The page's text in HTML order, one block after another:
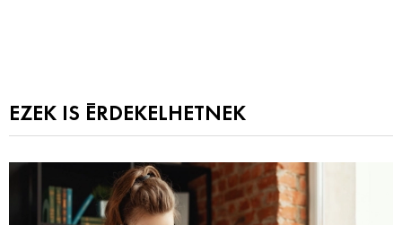
EZEK IS ÉRDEKELHETNEK